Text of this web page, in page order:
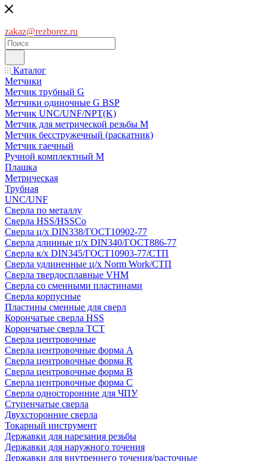
zakaz@rezborez.ru
Каталог
Метчики
Метчик трубный G
Метчики одиночные G BSP
Метчик UNC/UNF/NPT(K)
Метчик для метрической резьбы M
Метчик бесстружечный (раскатник)
Метчик гаечный
Ручной комплектный M
Плашка
Метрическая
Трубная
UNC/UNF
Сверла по металлу
Сверла HSS/HSSCo
Сверла ц/х DIN338/ГОСТ10902-77
Сверла длинные ц/х DIN340/ГОСТ886-77
Сверла к/х DIN345/ГОСТ10903-77/СТП
Сверла удлиненные ц/х Norm Work/СТП
Сверла твердосплавные VHM
Сверла со сменными пластинами
Сверла корпусные
Пластины сменные для сверл
Корончатые сверла HSS
Корончатые сверла TCT
Сверла центровочные
Сверла центровочные форма A
Сверла центровочные форма R
Сверла центровочные форма B
Сверла центровочные форма C
Сверла односторонние для ЧПУ
Ступенчатые сверла
Двухсторонние сверла
Токарный инструмент
Державки для нарезания резьбы
Державки для наружного точения
Державки для внутреннего точения/расточные